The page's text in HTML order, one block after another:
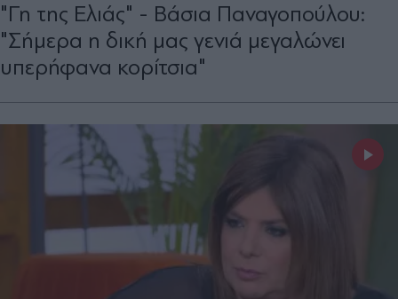
"Γη της Ελιάς" - Βάσια Παναγοπούλου:
"Σήμερα η δική μας γενιά μεγαλώνει
υπερήφανα κορίτσια"